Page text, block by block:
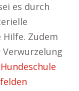
es durch
Zudem
Hundeschule